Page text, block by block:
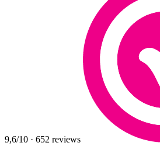
9,6/10 · 652 reviews